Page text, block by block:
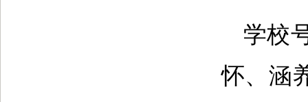
学校
怀、涵